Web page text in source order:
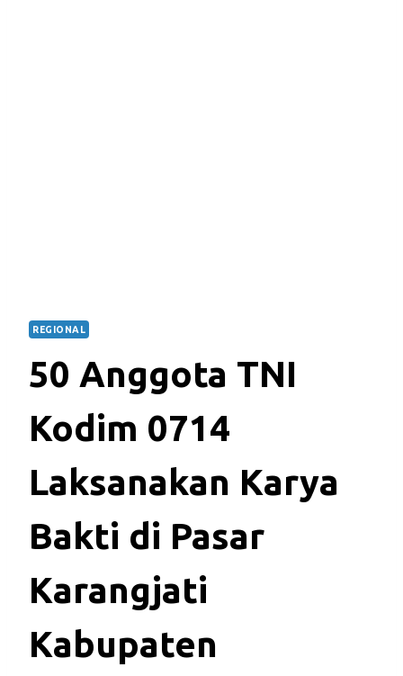
REGIONAL
50 Anggota TNI
Kodim 0714
Laksanakan Karya
Bakti di Pasar
Karangjati
Kabupaten